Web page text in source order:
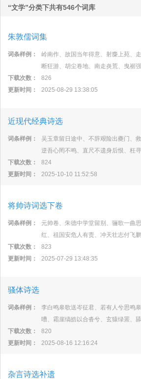
“文学”分类下共有546个词库
朱敦儒词集
词条样例：
岭南作、故国当年得意、射麋上苑、
断狂游、胡尘卷地、南走炎荒、曳裾
下载次数：
826
更新时间：
2025-08-29 13:38:05
近现代经典诗选
词条样例：
吴玉章留日途中、不辞艰险出夔门、
逆吾心罔不鸣、直尺不遗身后恨、枉
下载次数：
824
更新时间：
2025-10-10 11:52:58
将帅诗词选下卷
词条样例：
元帅卷、朱德中学堂留别、骊歌一曲
红、祖国安危人有责、冲天壮志付飞
下载次数：
823
更新时间：
2025-07-29 13:48:35
骚体诗选
词条样例：
李白鸣皋歌送岑征君、若有人兮思鸣
嘈、霜崖缟皓以合沓兮、玄猿绿罴、
下载次数：
820
更新时间：
2025-08-16 12:16:24
杂言诗选补遗